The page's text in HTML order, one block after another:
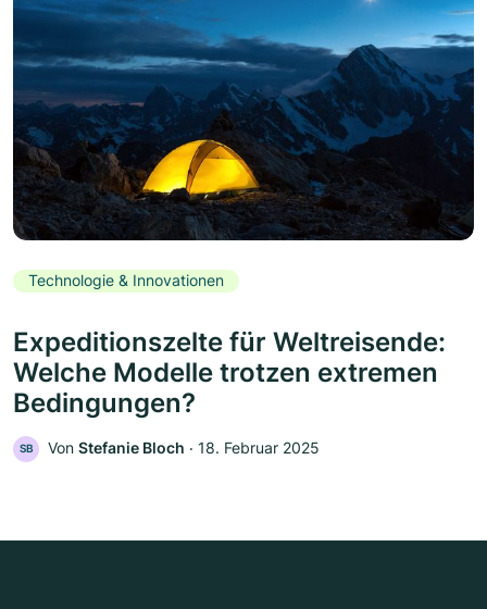
Technologie & Innovationen
Expeditionszelte für Weltreisende:
Welche Modelle trotzen extremen
Bedingungen?
SB Von Stefanie Bloch ‧ 18. Februar 2025